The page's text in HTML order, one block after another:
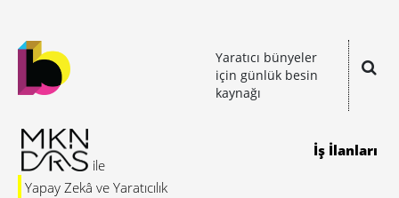
Yaratıcı bünyeler
için günlük besin
kaynağı
Yapay Zekâ ve Yaratıcılık
İş İlanları